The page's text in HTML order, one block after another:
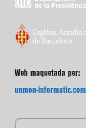
Web maquetada per:
unmon-informatic.com